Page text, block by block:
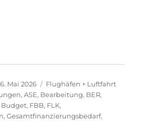
Mai 2026 Kategorien
Flughäfen + Luftfahrt
,ASE, Bearbeitung, BER,
Budget, FBB, FLK,
,Gesamtfinanzierungsbedarf,